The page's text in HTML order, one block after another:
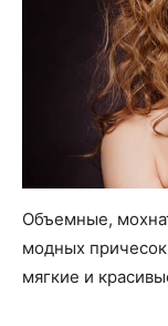
Объемные,
модных
мягкие и